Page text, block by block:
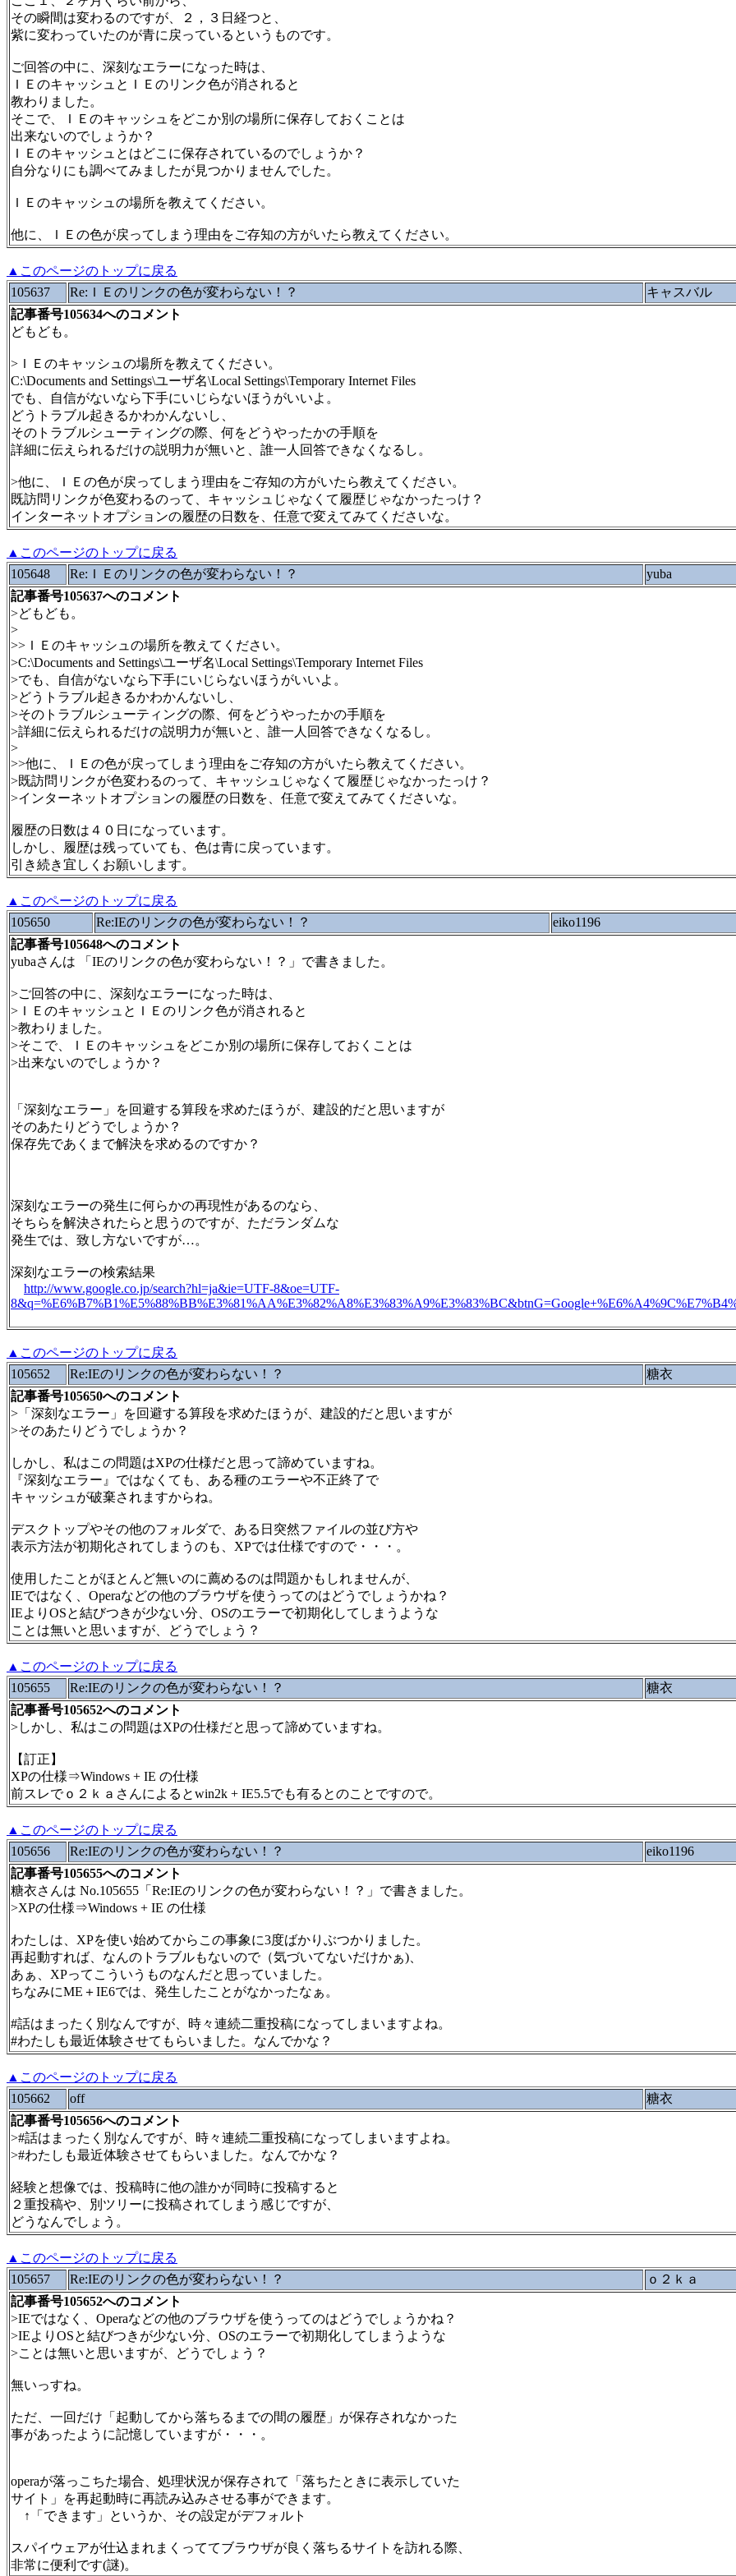
その瞬間は変わるのですが、２，３日経つと、
紫に変わっていたのが青に戻っているというものです。
ご回答の中に、深刻なエラーになった時は、
ＩＥのキャッシュとＩＥのリンク色が消されると
教わりました。
そこで、ＩＥのキャッシュをどこか別の場所に保存しておくことは
出来ないのでしょうか？
ＩＥのキャッシュとはどこに保存されているのでしょうか？
自分なりにも調べてみましたが見つかりませんでした。
ＩＥのキャッシュの場所を教えてください。
他に、ＩＥの色が戻ってしまう理由をご存知の方がいたら教えてください。
▲このページのトップに戻る
105637
Re:ＩＥのリンクの色が変わらない！？ キャスバル
記事番号105634へのコメント
どもども。
>ＩＥのキャッシュの場所を教えてください。
C:\Documents and Settings\ユーザ名\Local Settings\Temporary Internet Files
でも、自信がないなら下手にいじらないほうがいいよ。
どうトラブル起きるかわかんないし、
そのトラブルシューティングの際、何をどうやったかの手順を
詳細に伝えられるだけの説明力が無いと、誰一人回答できなくなるし。
>他に、ＩＥの色が戻ってしまう理由をご存知の方がいたら教えてください。
既訪問リンクが色変わるのって、キャッシュじゃなくて履歴じゃなかったっけ？
インターネットオプションの履歴の日数を、任意で変えてみてくださいな。
▲このページのトップに戻る
105648
Re:ＩＥのリンクの色が変わらない！？ yuba
記事番号105637へのコメント
>どもども。
>
>>ＩＥのキャッシュの場所を教えてください。
>C:\Documents and Settings\ユーザ名\Local Settings\Temporary Internet Files
>でも、自信がないなら下手にいじらないほうがいいよ。
>どうトラブル起きるかわかんないし、
>そのトラブルシューティングの際、何をどうやったかの手順を
>詳細に伝えられるだけの説明力が無いと、誰一人回答できなくなるし。
>
>>他に、ＩＥの色が戻ってしまう理由をご存知の方がいたら教えてください。
>既訪問リンクが色変わるのって、キャッシュじゃなくて履歴じゃなかったっけ？
>インターネットオプションの履歴の日数を、任意で変えてみてくださいな。
履歴の日数は４０日になっています。
しかし、履歴は残っていても、色は青に戻っています。
引き続き宜しくお願いします。
▲このページのトップに戻る
105650
Re:IEのリンクの色が変わらない！？ eiko1196
記事番号105648へのコメント
yubaさんは 「IEのリンクの色が変わらない！？」で書きました。
>ご回答の中に、深刻なエラーになった時は、
>ＩＥのキャッシュとＩＥのリンク色が消されると
>教わりました。
>そこで、ＩＥのキャッシュをどこか別の場所に保存しておくことは
>出来ないのでしょうか？
「深刻なエラー」を回避する算段を求めたほうが、建設的だと思いますが
そのあたりどうでしょうか？
保存先であくまで解決を求めるのですか？
深刻なエラーの発生に何らかの再現性があるのなら、
そちらを解決されたらと思うのですが、ただランダムな
発生では、致し方ないですが…。
深刻なエラーの検索結果
http://www.google.co.jp/search?hl=ja&ie=UTF-8&oe=UTF-
▲このページのトップに戻る
105652
Re:IEのリンクの色が変わらない！？ 糖衣
記事番号105650へのコメント
>「深刻なエラー」を回避する算段を求めたほうが、建設的だと思いますが
>そのあたりどうでしょうか？
しかし、私はこの問題はXPの仕様だと思って諦めていますね。
『深刻なエラー』ではなくても、ある種のエラーや不正終了で
キャッシュが破棄されますからね。
デスクトップやその他のフォルダで、ある日突然ファイルの並び方や
表示方法が初期化されてしまうのも、XPでは仕様ですので・・・。
使用したことがほとんど無いのに薦めるのは問題かもしれませんが、
IEではなく、Operaなどの他のブラウザを使うってのはどうでしょうかね？
IEよりOSと結びつきが少ない分、OSのエラーで初期化してしまうような
ことは無いと思いますが、どうでしょう？
▲このページのトップに戻る
105655
Re:IEのリンクの色が変わらない！？ 糖衣
記事番号105652へのコメント
>しかし、私はこの問題はXPの仕様だと思って諦めていますね。
【訂正】
XPの仕様⇒Windows + IE の仕様
前スレでｏ２ｋａさんによるとwin2k + IE5.5でも有るとのことですので。
▲このページのトップに戻る
105656
Re:IEのリンクの色が変わらない！？ eiko1196
記事番号105655へのコメント
糖衣さんは No.105655「Re:IEのリンクの色が変わらない！？」で書きました。
>XPの仕様⇒Windows + IE の仕様
わたしは、XPを使い始めてからこの事象に3度ばかりぶつかりました。
再起動すれば、なんのトラブルもないので（気づいてないだけかぁ)、
あぁ、XPってこういうものなんだと思っていました。
ちなみにME＋IE6では、発生したことがなかったなぁ。
#話はまったく別なんですが、時々連続二重投稿になってしまいますよね。
#わたしも最近体験させてもらいました。なんでかな？
▲このページのトップに戻る
105662
off 糖衣
記事番号105656へのコメント
>#話はまったく別なんですが、時々連続二重投稿になってしまいますよね。
>#わたしも最近体験させてもらいました。なんでかな？
経験と想像では、投稿時に他の誰かが同時に投稿すると
２重投稿や、別ツリーに投稿されてしまう感じですが、
どうなんでしょう。
▲このページのトップに戻る
105657
Re:IEのリンクの色が変わらない！？ ｏ２ｋａ
記事番号105652へのコメント
>IEではなく、Operaなどの他のブラウザを使うってのはどうでしょうかね？
>IEよりOSと結びつきが少ない分、OSのエラーで初期化してしまうような
>ことは無いと思いますが、どうでしょう？
無いっすね。
ただ、一回だけ「起動してから落ちるまでの間の履歴」が保存されなかった
事があったように記憶していますが・・・。
operaが落っこちた場合、処理状況が保存されて「落ちたときに表示していた
サイト」を再起動時に再読み込みさせる事ができます。
↑「できます」というか、その設定がデフォルト
スパイウェアが仕込まれまくっててブラウザが良く落ちるサイトを訪れる際、
非常に便利です(謎)。